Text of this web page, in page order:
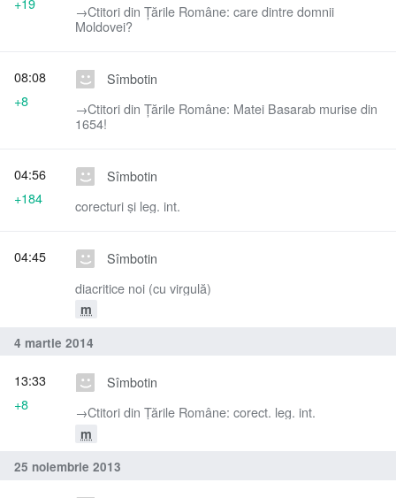
→‎Ctitori din Ţările Române: care dintre domnii
Moldovei?
Sîmbotin
→‎Ctitori din Ţările Române: Matei Basarab murise din
1654!
08:08
+8
Sîmbotin
corecturi și leg. int.
04:56
+184
Sîmbotin
diacritice noi (cu virgulă)
m
04:45
4 martie 2014
Sîmbotin
→‎Ctitori din Ţările Române: corect. leg. int.
m
13:33
+8
25 noiembrie 2013